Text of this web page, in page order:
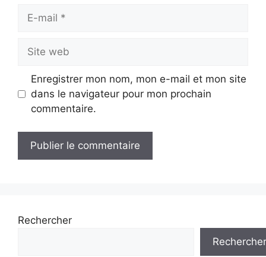
Site
web
Enregistrer mon nom, mon e-mail et mon site
dans le navigateur pour mon prochain
commentaire.
Rechercher
Rechercher